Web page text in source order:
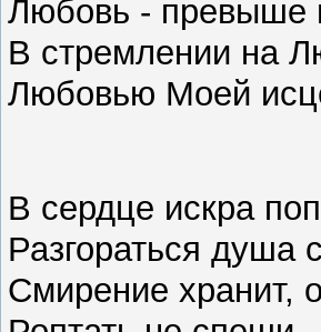
Любовь - превыше
В стремлении на
Любовью Моей
В сердце искра
Разгораться душа
Смирение хранит,